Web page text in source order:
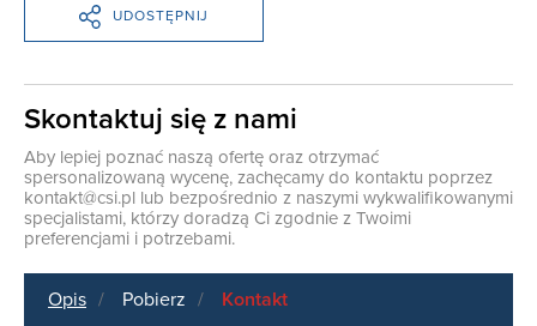
UDOSTĘPNIJ
Skontaktuj się z nami
Aby lepiej poznać naszą ofertę oraz otrzymać
spersonalizowaną wycenę, zachęcamy do kontaktu poprzez
kontakt@csi.pl lub bezpośrednio z naszymi wykwalifikowanymi
specjalistami, którzy doradzą Ci zgodnie z Twoimi
preferencjami i potrzebami.
Opis Pobierz Kontakt